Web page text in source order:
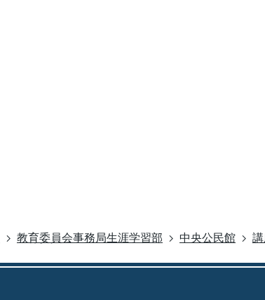
教育委員会事務局生涯学習部 中央公民館